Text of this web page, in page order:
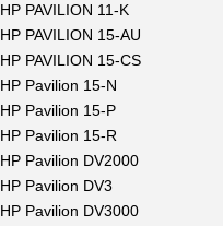
HP PAVILION 11-K
HP PAVILION 15-AU
HP PAVILION 15-CS
HP Pavilion 15-N
HP Pavilion 15-P
HP Pavilion 15-R
HP Pavilion DV2000
HP Pavilion DV3
HP Pavilion DV3000